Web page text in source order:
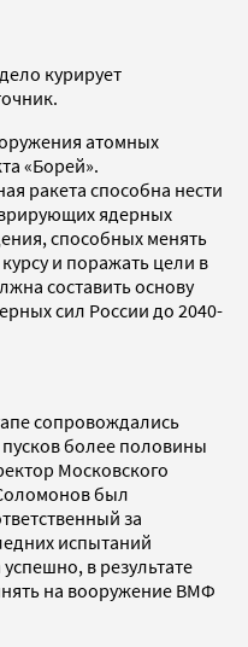
курирует
атомных
«Борей».
ракета способна нести
ядерных
способных менять
и поражать цели в
составить основу
сил России до 2040-
сопровождались
более половины
Московского
был
за
испытаний
в результате
на вооружение ВМФ